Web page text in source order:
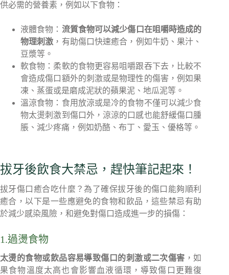
供必需的營養素，例如以下食物：
液體食物： 流質食物可以減少傷口在咀嚼時造成的
物理刺激 ，有助傷口快速癒合，例如牛奶、果汁、
豆漿等。
軟食物：柔軟的食物更容易咀嚼跟吞下去，比較不
會造成傷口額外的刺激或是物理性的傷害，例如果
凍、蒸蛋或是磨成泥狀的蘋果泥、地瓜泥等。
溫涼食物：食用放涼或是冷的食物不僅可以減少食
物太燙刺激到傷口外，涼涼的口感也能舒緩傷口腫
脹、減少疼痛，例如奶酪、布丁、愛玉、優格等。
拔牙後飲食大禁忌，趕快筆記起來！
拔牙傷口癒合吃什麼？為了確保拔牙後的傷口能夠順利
癒合，以下是一些應避免的食物和飲品，這些禁忌有助
於減少感染風險，和避免對傷口造成進一步的損傷：
1.過燙食物
太燙的食物或飲品容易導致傷口的刺激或二次傷害 ，如
果食物溫度太高也會影響血液循環，導致傷口更難復